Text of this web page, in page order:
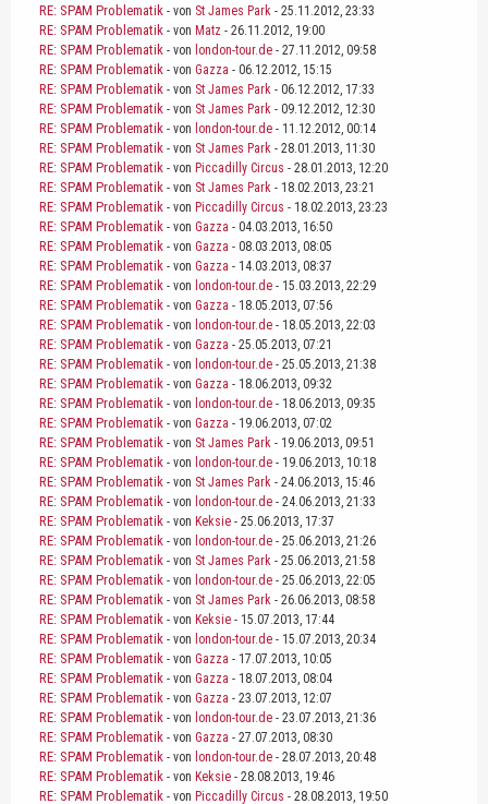
RE: SPAM Problematik - von St James Park - 25.11.2012, 23:33
RE: SPAM Problematik - von Matz - 26.11.2012, 19:00
RE: SPAM Problematik - von london-tour.de - 27.11.2012, 09:58
RE: SPAM Problematik - von Gazza - 06.12.2012, 15:15
RE: SPAM Problematik - von St James Park - 06.12.2012, 17:33
RE: SPAM Problematik - von St James Park - 09.12.2012, 12:30
RE: SPAM Problematik - von london-tour.de - 11.12.2012, 00:14
RE: SPAM Problematik - von St James Park - 28.01.2013, 11:30
RE: SPAM Problematik - von Piccadilly Circus - 28.01.2013, 12:20
RE: SPAM Problematik - von St James Park - 18.02.2013, 23:21
RE: SPAM Problematik - von Piccadilly Circus - 18.02.2013, 23:23
RE: SPAM Problematik - von Gazza - 04.03.2013, 16:50
RE: SPAM Problematik - von Gazza - 08.03.2013, 08:05
RE: SPAM Problematik - von Gazza - 14.03.2013, 08:37
RE: SPAM Problematik - von london-tour.de - 15.03.2013, 22:29
RE: SPAM Problematik - von Gazza - 18.05.2013, 07:56
RE: SPAM Problematik - von london-tour.de - 18.05.2013, 22:03
RE: SPAM Problematik - von Gazza - 25.05.2013, 07:21
RE: SPAM Problematik - von london-tour.de - 25.05.2013, 21:38
RE: SPAM Problematik - von Gazza - 18.06.2013, 09:32
RE: SPAM Problematik - von london-tour.de - 18.06.2013, 09:35
RE: SPAM Problematik - von Gazza - 19.06.2013, 07:02
RE: SPAM Problematik - von St James Park - 19.06.2013, 09:51
RE: SPAM Problematik - von london-tour.de - 19.06.2013, 10:18
RE: SPAM Problematik - von St James Park - 24.06.2013, 15:46
RE: SPAM Problematik - von london-tour.de - 24.06.2013, 21:33
RE: SPAM Problematik - von Keksie - 25.06.2013, 17:37
RE: SPAM Problematik - von london-tour.de - 25.06.2013, 21:26
RE: SPAM Problematik - von St James Park - 25.06.2013, 21:58
RE: SPAM Problematik - von london-tour.de - 25.06.2013, 22:05
RE: SPAM Problematik - von St James Park - 26.06.2013, 08:58
RE: SPAM Problematik - von Keksie - 15.07.2013, 17:44
RE: SPAM Problematik - von london-tour.de - 15.07.2013, 20:34
RE: SPAM Problematik - von Gazza - 17.07.2013, 10:05
RE: SPAM Problematik - von Gazza - 18.07.2013, 08:04
RE: SPAM Problematik - von Gazza - 23.07.2013, 12:07
RE: SPAM Problematik - von london-tour.de - 23.07.2013, 21:36
RE: SPAM Problematik - von Gazza - 27.07.2013, 08:30
RE: SPAM Problematik - von london-tour.de - 28.07.2013, 20:48
RE: SPAM Problematik - von Keksie - 28.08.2013, 19:46
RE: SPAM Problematik - von Piccadilly Circus - 28.08.2013, 19:50